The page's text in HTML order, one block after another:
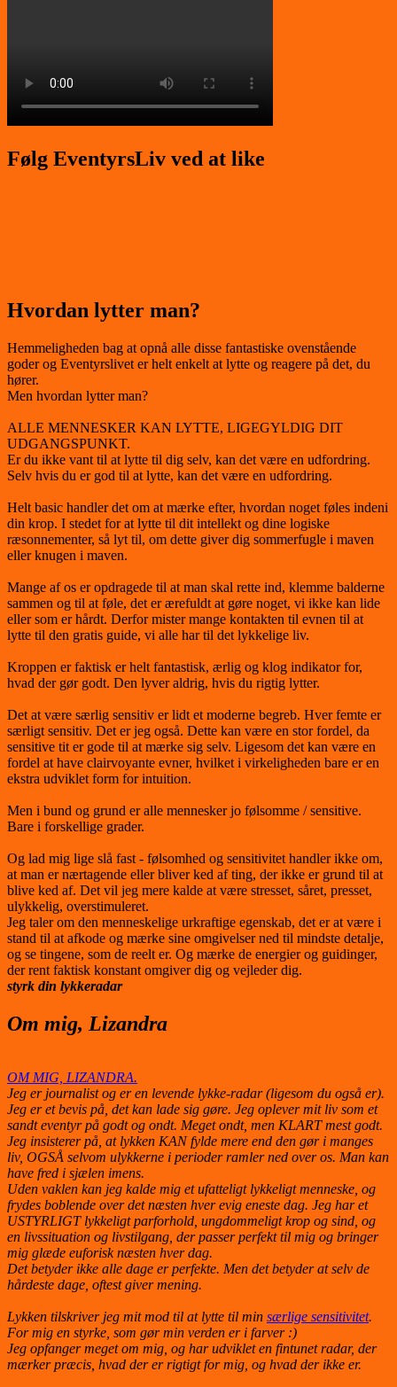
Følg EventyrsLiv ved at like
Hvordan lytter man?
Hemmeligheden bag at opnå alle disse fantastiske ovenstående
goder og Eventyrslivet er helt enkelt at lytte og reagere på det, du
hører.
Men hvordan lytter man?
ALLE MENNESKER KAN LYTTE, LIGEGYLDIG DIT
UDGANGSPUNKT.
Er du ikke vant til at lytte til dig selv, kan det være en udfordring.
Selv hvis du er god til at lytte, kan det være en udfordring.
Helt basic handler det om at mærke efter, hvordan noget føles indeni
din krop. I stedet for at lytte til dit intellekt og dine logiske
ræsonnementer, så lyt til, om dette giver dig sommerfugle i maven
eller knugen i maven.
Mange af os er opdragede til at man skal rette ind, klemme balderne
sammen og til at føle, det er ærefuldt at gøre noget, vi ikke kan lide
eller som er hårdt. Derfor mister mange kontakten til evnen til at
lytte til den gratis guide, vi alle har til det lykkelige liv.
Kroppen er faktisk er helt fantastisk, ærlig og klog indikator for,
hvad der gør godt. Den lyver aldrig, hvis du rigtig lytter.
Det at være særlig sensitiv er lidt et moderne begreb. Hver femte er
særligt sensitiv. Det er jeg også. Dette kan være en stor fordel, da
sensitive tit er gode til at mærke sig selv. Ligesom det kan være en
fordel at have clairvoyante evner, hvilket i virkeligheden bare er en
ekstra udviklet form for intuition.
Men i bund og grund er alle mennesker jo følsomme / sensitive.
Bare i forskellige grader.
Og lad mig lige slå fast - følsomhed og sensitivitet handler ikke om,
at man er nærtagende eller bliver ked af ting, der ikke er grund til at
blive ked af. Det vil jeg mere kalde at være stresset, såret, presset,
ulykkelig, overstimuleret.
Jeg taler om den menneskelige urkraftige egenskab, det er at være i
stand til at afkode og mærke sine omgivelser ned til mindste detalje,
og se tingene, som de reelt er. Og mærke de energier og guidinger,
der rent faktisk konstant omgiver dig og vejleder dig.
styrk din lykkeradar
Om mig, Lizandra
OM MIG, LIZANDRA.
Jeg er journalist og er en levende lykke-radar (ligesom du også er).
Jeg er et bevis på, det kan lade sig gøre. Jeg oplever mit liv som et
sandt eventyr på godt og ondt. Meget ondt, men KLART mest godt.
Jeg insisterer på, at lykken KAN fylde mere end den gør i manges
liv, OGSÅ selvom ulykkerne i perioder ramler ned over os. Man kan
have fred i sjælen imens.
Uden vaklen kan jeg kalde mig et ufatteligt lykkeligt menneske, og
frydes boblende over det næsten hver evig eneste dag. Jeg har et
USTYRLIGT lykkeligt parforhold, ungdommeligt krop og sind, og
en livssituation og livstilgang, der passer perfekt til mig og bringer
mig glæde euforisk næsten hver dag.
Det betyder ikke alle dage er perfekte. Men det betyder at selv de
hårdeste dage, oftest giver mening.
Lykken tilskriver jeg mit mod til at lytte til min særlige sensitivitet.
For mig en styrke, som gør min verden er i farver :)
Jeg opfanger meget om mig, og har udviklet en fintunet radar, der
mærker præcis, hvad der er rigtigt for mig, og hvad der ikke er.